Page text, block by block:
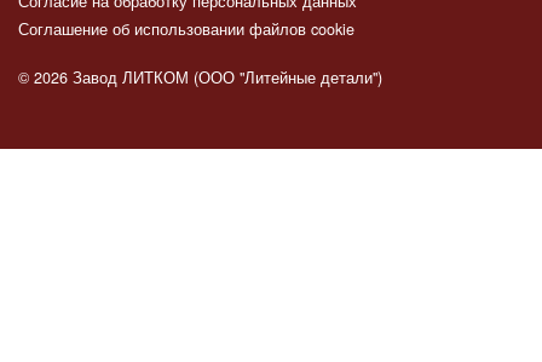
Соглашение об использовании файлов cookie
© 2026 Завод ЛИТКОМ (ООО "Литейные детали")